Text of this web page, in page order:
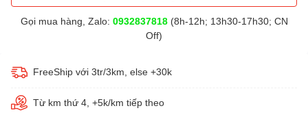
Gọi mua hàng, Zalo: 0932837818(8h-12h; 13h30-17h30; CN
Off)
FreeShip với 3tr/3km, else +30k
Từ km thứ 4, +5k/km tiếp theo